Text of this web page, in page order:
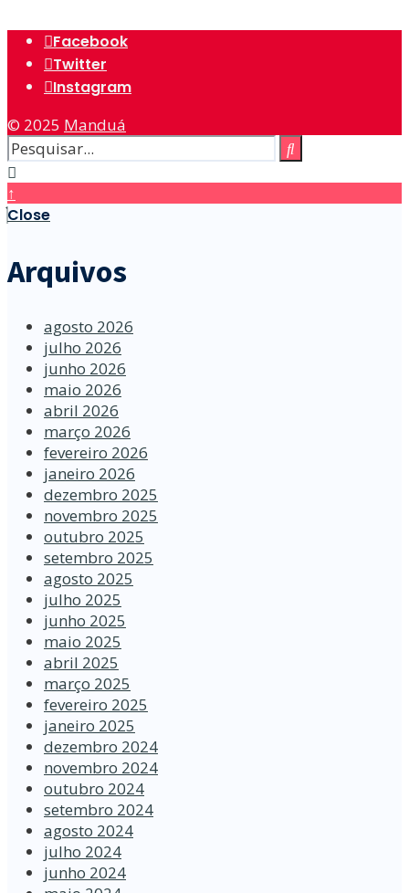
Facebook
Twitter
Instagram
© 2025 Manduá
↑
Close
Arquivos
agosto 2026
julho 2026
junho 2026
maio 2026
abril 2026
março 2026
fevereiro 2026
janeiro 2026
dezembro 2025
novembro 2025
outubro 2025
setembro 2025
agosto 2025
julho 2025
junho 2025
maio 2025
abril 2025
março 2025
fevereiro 2025
janeiro 2025
dezembro 2024
novembro 2024
outubro 2024
setembro 2024
agosto 2024
julho 2024
junho 2024